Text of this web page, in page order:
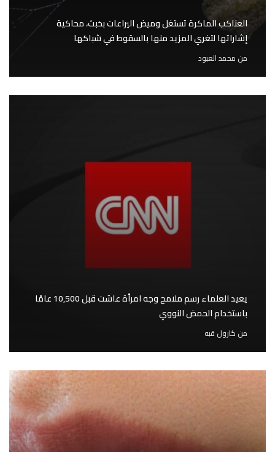
العناكب الماكرة تستغل وميض اليراعات بخبث، محاكية
إشاراتها لتغري المزيد منها بالسقوط في شباكها
من محمد العبود
يعيد العلماء رسم ملامح وجه امرأة عاشت قبل 10,500 عامًا
باستخدام الحمض النووي
من كارول قبه